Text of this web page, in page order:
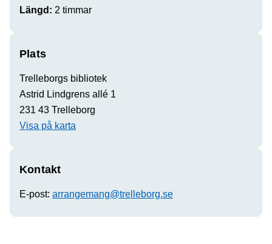
Längd: 2 timmar
Plats
Trelleborgs bibliotek
Astrid Lindgrens allé 1
231 43 Trelleborg
Visa på karta
Kontakt
E-post: arrangemang@trelleborg.se